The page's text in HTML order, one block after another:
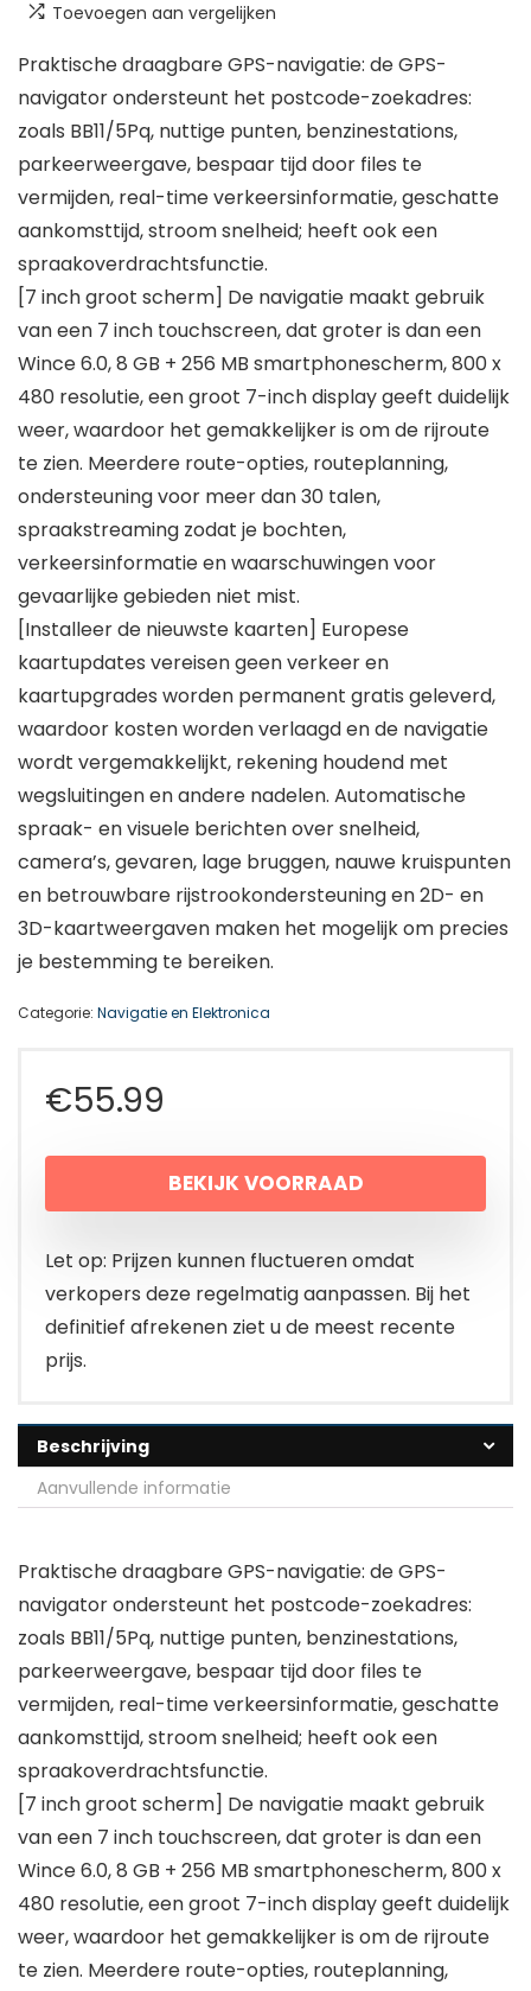
Toevoegen aan vergelijken
Praktische draagbare GPS-navigatie: de GPS-
navigator ondersteunt het postcode-zoekadres:
zoals BB11/5Pq, nuttige punten, benzinestations,
parkeerweergave, bespaar tijd door files te
vermijden, real-time verkeersinformatie, geschatte
aankomsttijd, stroom snelheid; heeft ook een
spraakoverdrachtsfunctie.
[7 inch groot scherm] De navigatie maakt gebruik
van een 7 inch touchscreen, dat groter is dan een
Wince 6.0, 8 GB + 256 MB smartphonescherm, 800 x
480 resolutie, een groot 7-inch display geeft duidelijk
weer, waardoor het gemakkelijker is om de rijroute
te zien. Meerdere route-opties, routeplanning,
ondersteuning voor meer dan 30 talen,
spraakstreaming zodat je bochten,
verkeersinformatie en waarschuwingen voor
gevaarlijke gebieden niet mist.
[Installeer de nieuwste kaarten] Europese
kaartupdates vereisen geen verkeer en
kaartupgrades worden permanent gratis geleverd,
waardoor kosten worden verlaagd en de navigatie
wordt vergemakkelijkt, rekening houdend met
wegsluitingen en andere nadelen. Automatische
spraak- en visuele berichten over snelheid,
camera’s, gevaren, lage bruggen, nauwe kruispunten
en betrouwbare rijstrookondersteuning en 2D- en
3D-kaartweergaven maken het mogelijk om precies
je bestemming te bereiken.
Categorie: Navigatie en Elektronica
€55.99
BEKIJK VOORRAAD
Let op: Prijzen kunnen fluctueren omdat
verkopers deze regelmatig aanpassen. Bij het
definitief afrekenen ziet u de meest recente
prijs.
Beschrijving
Aanvullende informatie
Praktische draagbare GPS-navigatie: de GPS-
navigator ondersteunt het postcode-zoekadres:
zoals BB11/5Pq, nuttige punten, benzinestations,
parkeerweergave, bespaar tijd door files te
vermijden, real-time verkeersinformatie, geschatte
aankomsttijd, stroom snelheid; heeft ook een
spraakoverdrachtsfunctie.
[7 inch groot scherm] De navigatie maakt gebruik
van een 7 inch touchscreen, dat groter is dan een
Wince 6.0, 8 GB + 256 MB smartphonescherm, 800 x
480 resolutie, een groot 7-inch display geeft duidelijk
weer, waardoor het gemakkelijker is om de rijroute
te zien. Meerdere route-opties, routeplanning,